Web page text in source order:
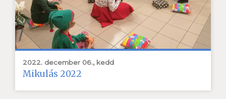
2022. december 06., kedd
Mikulás 2022